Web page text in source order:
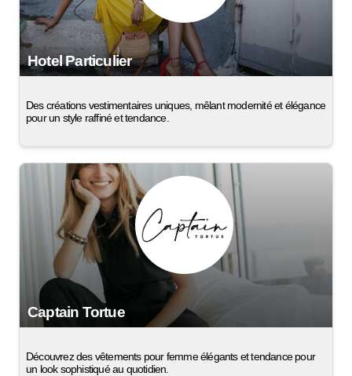
Hotel Particulier
Des créations vestimentaires uniques, mêlant modernité et élégance
pour un style raffiné et tendance.
Captain Tortue
Découvrez des vêtements pour femme élégants et tendance pour
un look sophistiqué au quotidien.